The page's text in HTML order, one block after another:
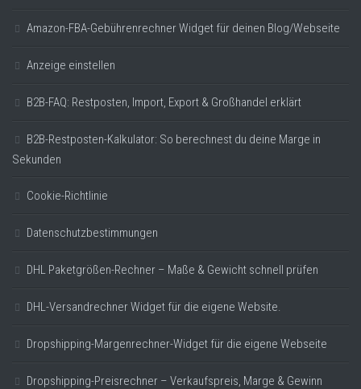
Amazon-FBA-Gebührenrechner Widget für deinen Blog/Webseite
Anzeige einstellen
B2B-FAQ: Restposten, Import, Export & Großhandel erklärt
B2B-Restposten-Kalkulator: So berechnest du deine Marge in
Sekunden
Cookie-Richtlinie
Datenschutzbestimmungen
DHL Paketgrößen-Rechner – Maße & Gewicht schnell prüfen
DHL-Versandrechner Widget für die eigene Website.
Dropshipping-Margenrechner-Widget für die eigene Webseite
Dropshipping-Preisrechner – Verkaufspreis, Marge & Gewinn